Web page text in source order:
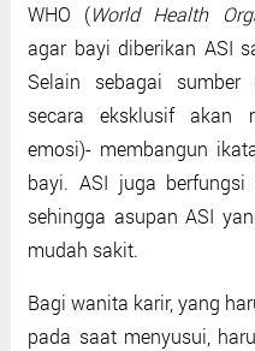
WHO (World Health
agar bayi diberikan ASI
Selain sebagai
secara eksklusif akan
emosi)- membangun
bayi. ASI juga
sehingga asupan ASI
mudah sakit.
Bagi wanita karir, yang
pada saat menyusui,